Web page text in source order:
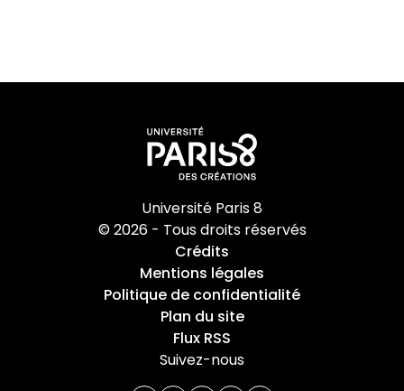
Université Paris 8
© 2026 - Tous droits réservés
Crédits
Mentions légales
Politique de confidentialité
Plan du site
Flux RSS
Suivez-nous